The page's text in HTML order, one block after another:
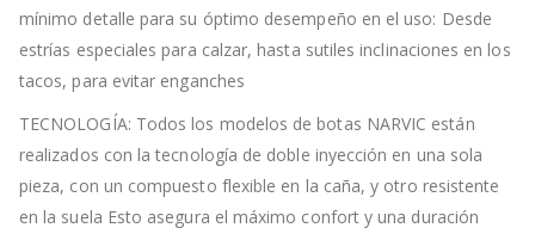
mínimo detalle para su óptimo desempeño en el uso: Desde
estrías especiales para calzar, hasta sutiles inclinaciones en los
tacos, para evitar enganches
TECNOLOGÍA: Todos los modelos de botas NARVIC están
realizados con la tecnología de doble inyección en una sola
pieza, con un compuesto flexible en la caña, y otro resistente
en la suela Esto asegura el máximo confort y una duración